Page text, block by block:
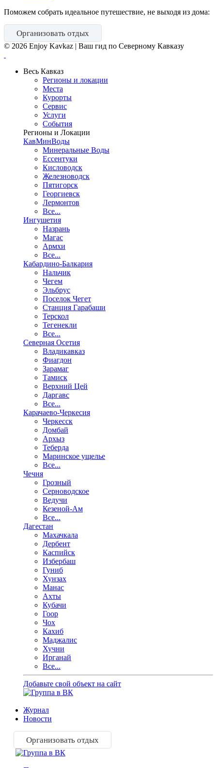
Поможем собрать идеальное путешествие, не выходя из дома:
Организовать отдых
© 2026 Enjoy Kavkaz | Ваш гид по Северному Кавказу
Весь Кавказ
Регионы и локации
Места
Курорты
Сервис
Услуги
События
Регионы и Локации
КавМинВоды
Минеральные Воды
Ессентуки
Кисловодск
Железноводск
Пятигорск
Георгиевск
Лермонтов
Все...
Ингушетия
Назрань
Магас
Армхи
Все...
Кабардино-Балкария
Нальчик
Чегем
Эльбрус
Поселок Чегет
Станция Гарабаши
Терскол
Тегенекли
Все...
Северная Осетия
Владикавказ
Фиагдон
Зарамаг
Тамиск
Верхний Цей
Даргавс
Все...
Карачаево-Черкесия
Черкесск
Домбай
Архыз
Теберда
Маринское ущелье
Все...
Чечня
Грозный
Серноводское
Ведучи
Кезеной-Ам
Все...
Дагестан
Махачкала
Дербент
Каспийск
Избербаш
Гуниб
Хунзах
Манас
Ахты
Кубачи
Гоор
Чох
Кахиб
Маджалис
Хучни
Ирганай
Все...
Добавьте свой объект на сайт
Журнал
Новости
Организовать отдых